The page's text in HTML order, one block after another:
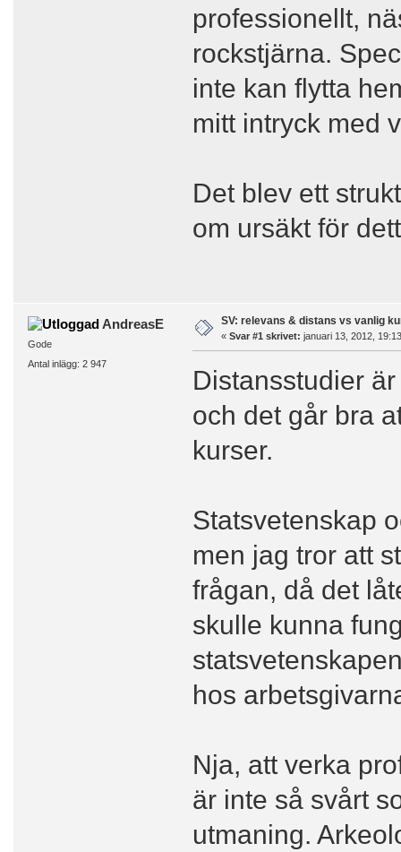
professionellt,
rockstjärna.
inte kan flytta
mitt intryck med
Det blev ett
om ursäkt för
AndreasE
Gode
Antal inlägg: 2 947
SV: relevans & distans vs vanlig
« Svar #1 skrivet: januari 13, 2012,
Distansstudier
och det går bra
kurser.
Statsvetenskap
men jag tror att
frågan, då det
skulle kunna
hos
Nja, att verka
är inte så svårt
utmaning.